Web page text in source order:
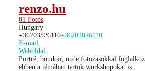
renzo.hu
01 Fotós
Hungary
+36703826110+36703826110
E-mail
Weboldal
Portré, boudoir, nude fotozasokkal
ebben a témában tartok workshopokat is.